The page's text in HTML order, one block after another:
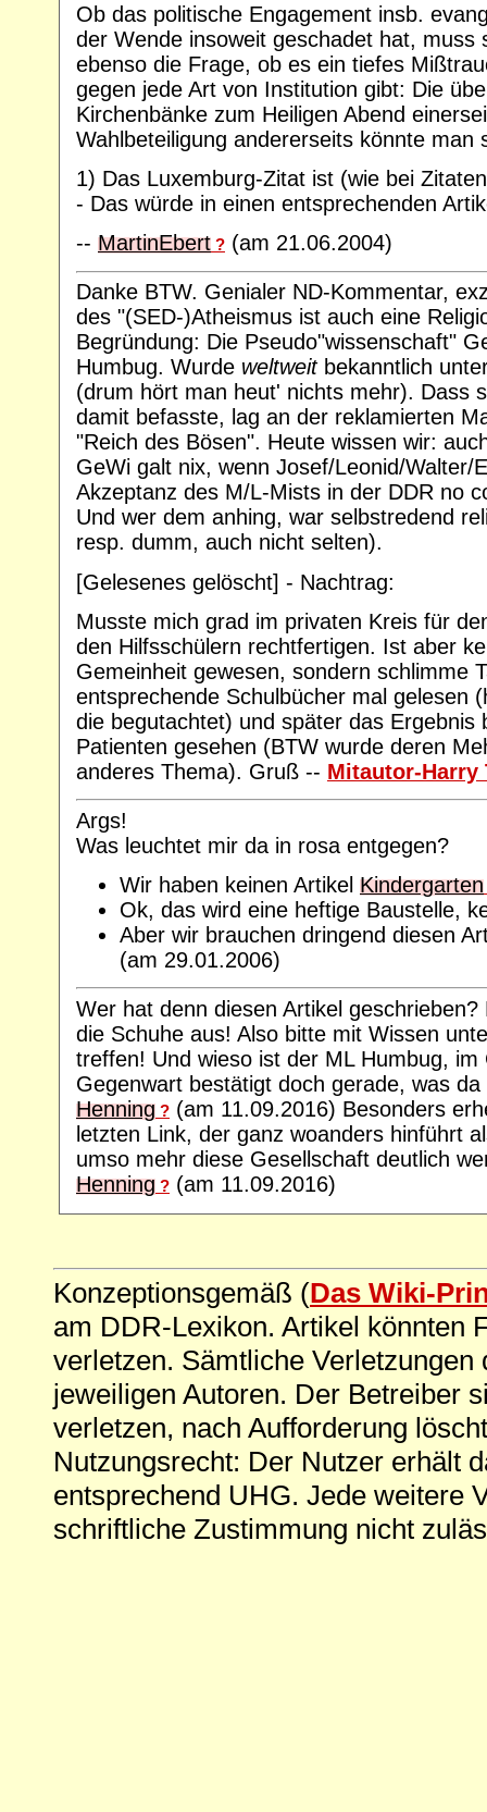
Ob das politische Engagement insb.
der Wende insoweit geschadet hat, muss
ebenso die Frage, ob es ein tiefes
gegen jede Art von Institution gibt: Die
Kirchenbänke zum Heiligen Abend
Wahlbeteiligung andererseits könnte man
1) Das Luxemburg-Zitat ist (wie bei
- Das würde in einen entsprechenden
-- MartinEbert ? (am 21.06.2004)
Danke BTW. Genialer ND-Kommentar,
des "(SED-)Atheismus ist auch eine
Begründung: Die Pseudo"wissenschaft"
Humbug. Wurde weltweitbekanntlich
(drum hört man heut' nichts mehr). Dass
damit befasste, lag an der reklamierten
"Reich des Bösen". Heute wissen wir:
GeWi galt nix, wenn Josef/Leonid/Walter/
Akzeptanz des M/L-Mists in der DDR no
Und wer dem anhing, war selbstredend
resp. dumm, auch nicht selten).
[Gelesenes gelöscht] - Nachtrag:
Musste mich grad im privaten Kreis für
den Hilfsschülern rechtfertigen. Ist aber
Gemeinheit gewesen, sondern schlimme
entsprechende Schulbücher mal gelesen
die begutachtet) und später das Ergebnis
Patienten gesehen (BTW wurde deren
anderes Thema). Gruß -- Mitautor-Harry
Args!
Was leuchtet mir da in rosa entgegen?
Wir haben keinen Artikel Kindergarten
Ok, das wird eine heftige Baustelle,
Aber wir brauchen dringend diesen
(am 29.01.2006)
Wer hat denn diesen Artikel
die Schuhe aus! Also bitte mit Wissen
treffen! Und wieso ist der ML Humbug, im
Gegenwart bestätigt doch gerade, was
Henning ? (am 11.09.2016) Besonders
letzten Link, der ganz woanders hinführt
umso mehr diese Gesellschaft deutlich
Henning ? (am 11.09.2016)
Konzeptionsgemäß (Das Wiki-
am DDR-Lexikon. Artikel könnten
verletzen. Sämtliche
jeweiligen Autoren. Der Betreiber
verletzen, nach Aufforderung
Nutzungsrecht: Der Nutzer erhält
entsprechend UHG. Jede weitere
schriftliche Zustimmung nicht